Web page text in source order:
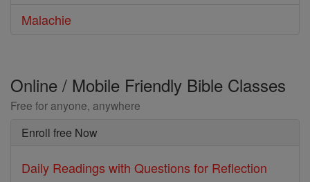
Malachie
Online / Mobile Friendly Bible Classes
Free for anyone, anywhere
Enroll free Now
Daily Readings with Questions for Reflection